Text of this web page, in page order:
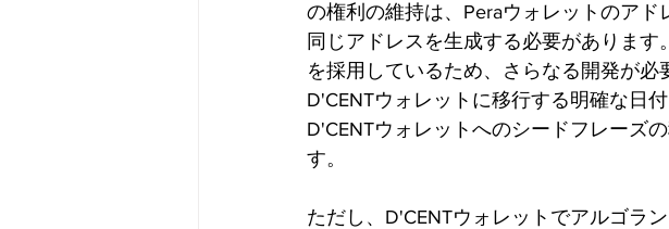
の権利の維持は、Peraウォレットのア
同じアドレスを生成する必要がありま
を採用しているため、さらなる開発が
D'CENTウォレットに移行する明確な日
D'CENTウォレットへのシードフレーズ
す。
ただし、D'CENTウォレットでアルゴラ